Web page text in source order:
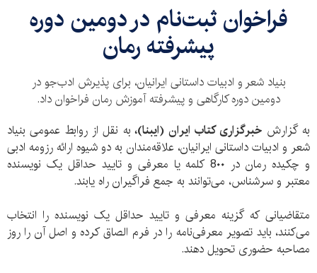
فراخوان ثبت‌نام در دومین دوره
پیشرفته رمان
بنیاد شعر و ادبیات داستانی ایرانیان، برای پذیرش ادب‌جو در
دومین دوره کارگاهی و پیشرفته آموزش رمان فراخوان داد.
به گزارش خبرگزاری کتاب ایران (ایبنا)، به نقل از روابط عمومی بنیاد
شعر و ادبیات داستانی ایرانیان، علاقه‌مندان به دو شیوه ارائه رزومه ادبی
و چکیده رمان در 8۰۰ کلمه یا معرفی و تایید حداقل یک نویسنده
معتبر و سرشناس، می‌توانند به جمع فراگیران راه یابند.
متقاضیانی که گزینه معرفی و تایید حداقل یک نویسنده را انتخاب
می‌کنند، باید تصویر معرفی‌نامه را در فرم الصاق کرده و اصل آن را روز
مصاحبه حضوری تحویل دهند.